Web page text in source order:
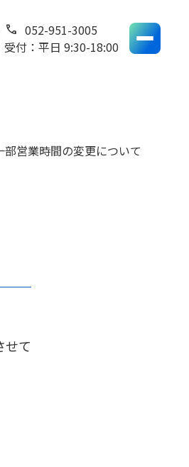
phone 052-951-3005
受付：平日 9:30-18:00
営業時間の変更について
せて